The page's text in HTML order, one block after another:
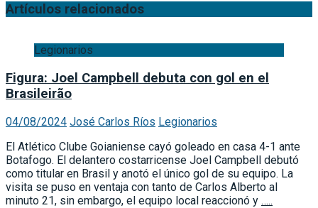
Artículos relacionados
Legionarios
Figura: Joel Campbell debuta con gol en el
Brasileirão
04/08/2024 José Carlos Ríos Legionarios
El Atlético Clube Goianiense cayó goleado en casa 4-1 ante
Botafogo. El delantero costarricense Joel Campbell debutó
como titular en Brasil y anotó el único gol de su equipo. La
visita se puso en ventaja con tanto de Carlos Alberto al
minuto 21, sin embargo, el equipo local reaccionó y …..